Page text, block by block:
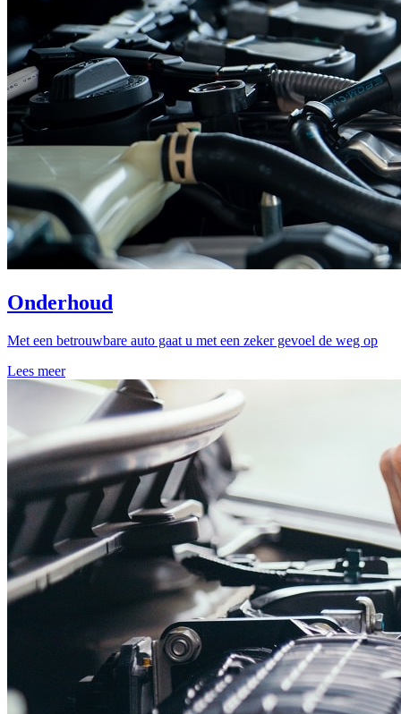
Onderhoud
Met een betrouwbare auto gaat u met een zeker gevoel de weg op
Lees meer